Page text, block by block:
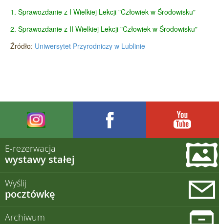
1. Sprawozdanie z I Wielkiej Lekcji "Człowiek w Środowisku"
2. Sprawozdanie z II Wielkiej Lekcji "Człowiek w Środowisku"
Źródło: Uniwersytet Przyrodniczy w Lublinie
E-rezerwacja
wystawy stałej
Wyślij
pocztówkę
Archiwum